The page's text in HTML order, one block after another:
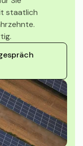
staatlich